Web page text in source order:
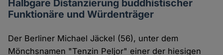
Halbgare Distanzierung buddhistischer
Funktionäre und Würdenträger
Der Berliner Michael Jäckel (56), unter dem
Mönchsnamen "Tenzin Peljor" einer der hiesigen